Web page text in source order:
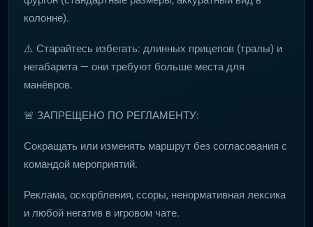
колонне).
⚠️ Старайтесь избегать: длинных прицепов (тралы) и
негабарита — они требуют больше места для
манёвров.
🚨 ЗАПРЕЩЕНО ПО РЕГЛАМЕНТУ:
Сокращать или изменять маршрут без согласования с
командой мероприятий.
Реклама, оскорбления, ссоры, ненормативная лексика
и любой негатив в игровом чате.